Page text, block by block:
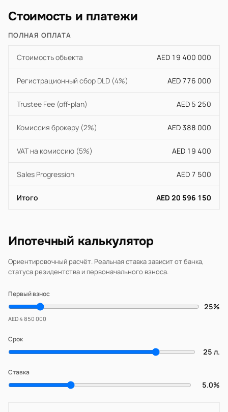
Стоимость и платежи
ПОЛНАЯ ОПЛАТА
Стоимость объекта AED 19 400 000
Регистрационный сбор DLD (4%) AED 776 000
Trustee Fee (off-plan) AED 5 250
Комиссия брокеру (2%) AED 388 000
VAT на комиссию (5%) AED 19 400
Sales Progression AED 7 500
Итого AED 20 596 150
Ипотечный калькулятор
Ориентировочный расчёт. Реальная ставка зависит от банка,
статуса резидентства и первоначального взноса.
Первый взнос
25%
AED 4 850 000
Срок
25 л.
Ставка
5.0%